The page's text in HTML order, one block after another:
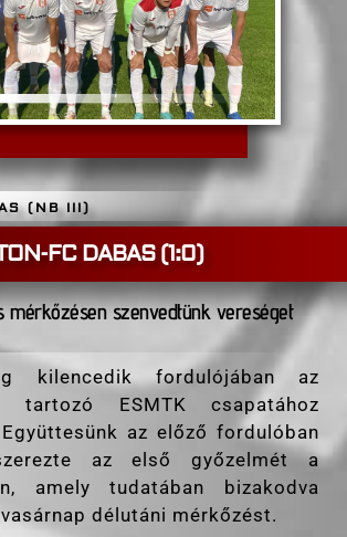
(NB III)
FC DABAS (1:0)
mérkőzésen szenvedtünk vereséget
kilencedik fordulójában az
tartozó ESMTK csapatához
az előző fordulóban
az első győzelmét a
amely tudatában bizakodva
délutáni mérkőzést.